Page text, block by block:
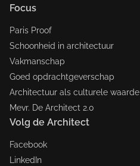
Focus
Paris Proof
Schoonheid in architectuur
Vakmanschap
Goed opdrachtgeverschap
Architectuur als culturele waarde
Mevr. De Architect 2.0
Volg de Architect
Facebook
LinkedIn